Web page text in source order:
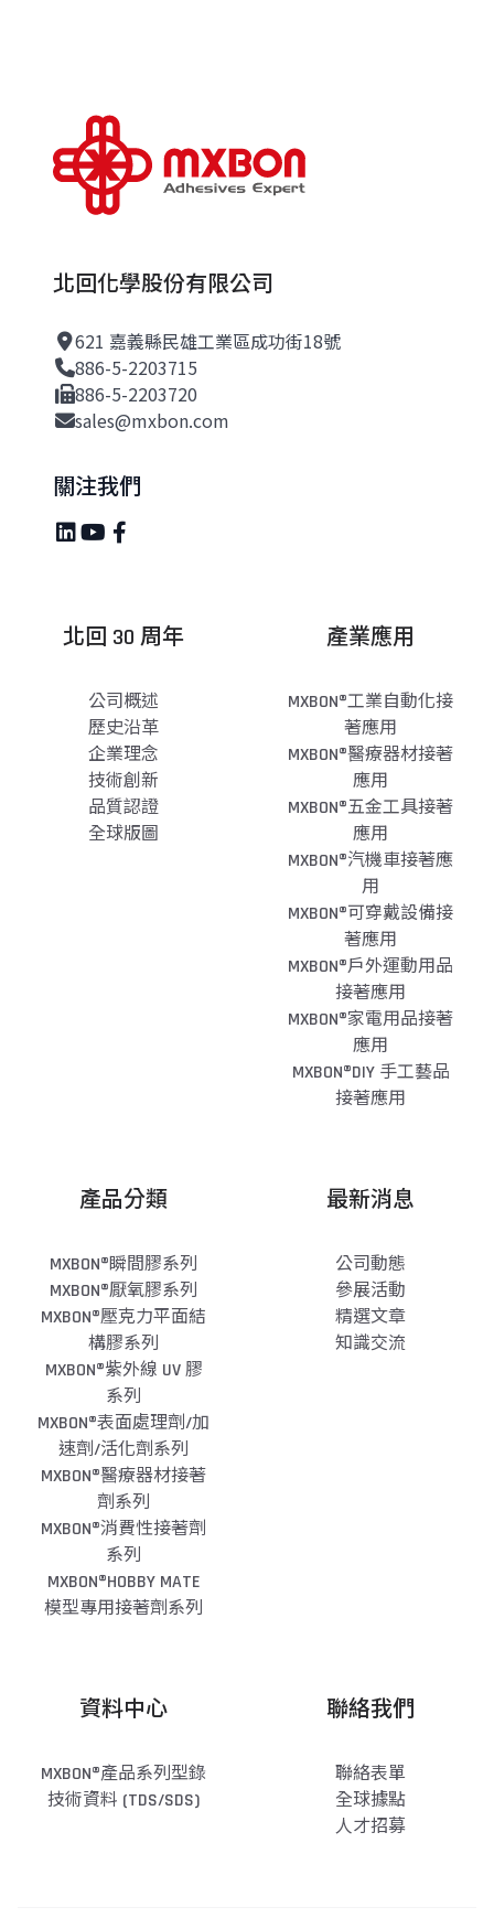
北回化學股份有限公司
621 嘉義縣民雄工業區成功街18號
886-5-2203715
886-5-2203720
sales@mxbon.com
關注我們
北回 30 周年
公司概述
歷史沿革
企業理念
技術創新
品質認證
全球版圖
產業應用
MXBON®工業自動化接
著應用
MXBON®醫療器材接著
應用
MXBON®五金工具接著
應用
MXBON®汽機車接著應
用
MXBON®可穿戴設備接
著應用
MXBON®戶外運動用品
接著應用
MXBON®家電用品接著
應用
MXBON®DIY 手工藝品
接著應用
產品分類
MXBON®瞬間膠系列
MXBON®厭氧膠系列
MXBON®壓克力平面結
構膠系列
MXBON®紫外線 UV 膠
系列
MXBON®表面處理劑/加
速劑/活化劑系列
MXBON®醫療器材接著
劑系列
MXBON®消費性接著劑
系列
MXBON®HOBBY MATE
模型專用接著劑系列
最新消息
公司動態
參展活動
精選文章
知識交流
資料中心
MXBON®產品系列型錄
技術資料 (TDS/SDS)
聯絡我們
聯絡表單
全球據點
人才招募